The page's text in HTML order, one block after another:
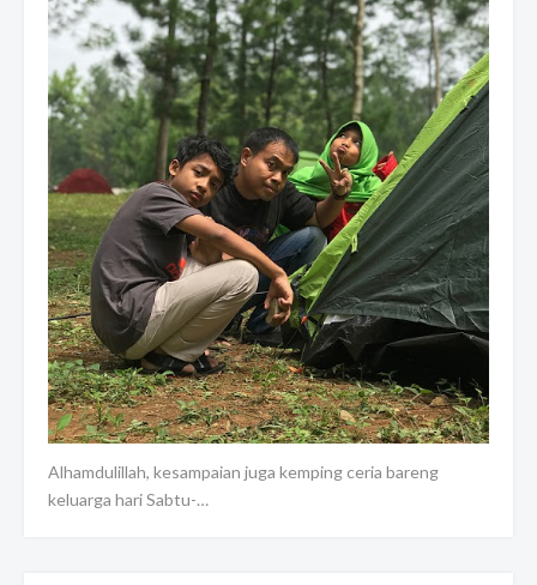
Alhamdulillah, kesampaian juga kemping ceria bareng
keluarga hari Sabtu-…